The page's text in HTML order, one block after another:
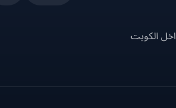
الكويت